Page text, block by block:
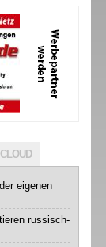
eigenen
russisch-